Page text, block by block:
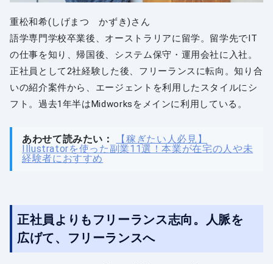
重松和希(しげまつ かずき)さん
語学専門学校卒業後、オーストラリアに留学。留学先でIT
の仕事を知り、帰国後、システム保守・運用会社に入社。
正社員として2社経験した後、フリーランスに転向。知り合
いの紹介案件から、エージェントを利用したスタイルにシ
フト。過去1年半はMidworksをメインに利用している。
あわせて読みたい：
【稼ぎたい人必見】
Illustratorを使った副業11選！本業が在宅の人や未
経験者におすすめ
正社員よりもフリーランス志向。人脈を
広げて、フリーランスへ